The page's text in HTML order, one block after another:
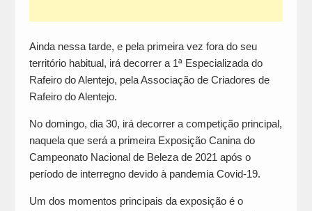
Ainda nessa tarde, e pela primeira vez fora do seu
território habitual, irá decorrer a 1ª Especializada do
Rafeiro do Alentejo, pela Associação de Criadores de
Rafeiro do Alentejo.
No domingo, dia 30, irá decorrer a competição principal,
naquela que será a primeira Exposição Canina do
Campeonato Nacional de Beleza de 2021 após o
período de interregno devido à pandemia Covid-19.
Um dos momentos principais da exposição é o